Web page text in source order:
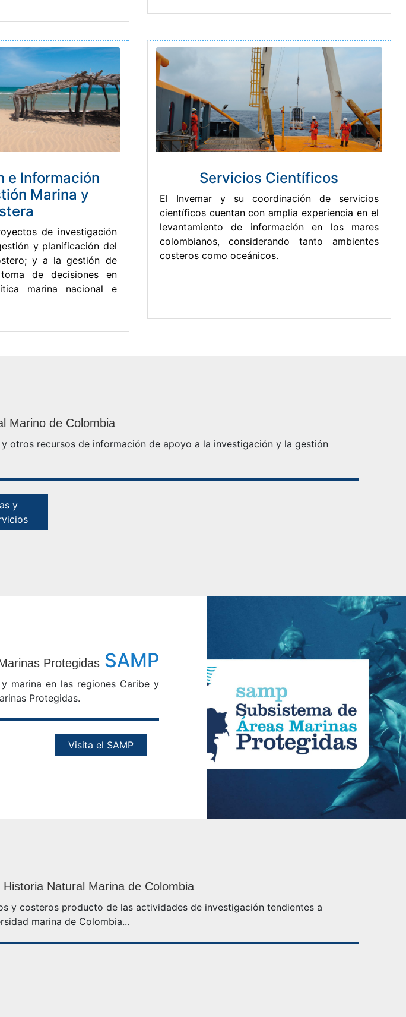
e Información
Marina y
de investigación
y planificación del
y a la gestión de
de decisiones en
marina nacional e
Servicios Científicos
El Invemar y su coordinación de servicios
científicos cuentan con amplia experiencia en el
levantamiento de información en los mares
colombianos, considerando tanto ambientes
costeros como oceánicos.
Marino de Colombia
otros recursos de información de apoyo a la investigación y la gestión
y
Protegidas SAMP
marina en las regiones Caribe y
Protegidas.
Visita el SAMP
Historia Natural Marina de Colombia
y costeros producto de las actividades de investigación tendientes a
marina de Colombia...